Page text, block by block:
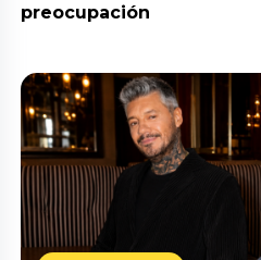
preocupación